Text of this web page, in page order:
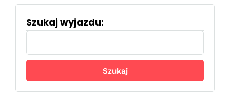
Szukaj wyjazdu:
Szukaj: